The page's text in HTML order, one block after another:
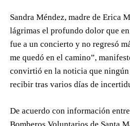
Sandra Méndez, madre de Erica
lágrimas el profundo dolor que
fue a un concierto y no regresó
me quedó en el camino”,
convirtió en la noticia que ningún
recibir tras varios días de
De acuerdo con información